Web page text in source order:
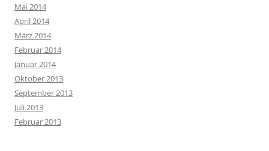
Mai 2014
April 2014
März 2014
Februar 2014
Januar 2014
Oktober 2013
September 2013
Juli 2013
Februar 2013